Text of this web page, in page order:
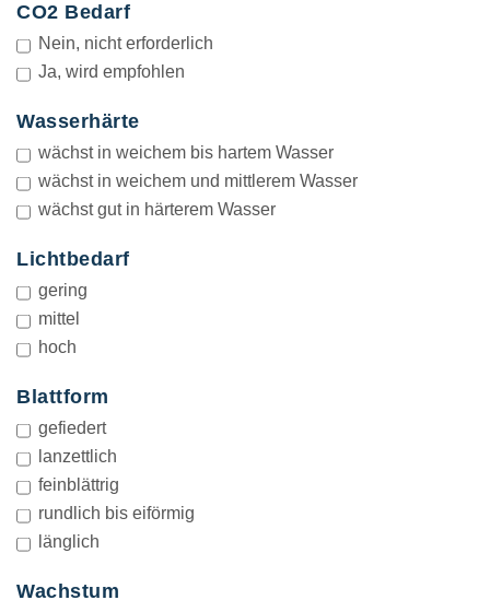
CO2
BEDARF
CO2 Bedarf
Nein, nicht erforderlich
Ja, wird empfohlen
WASSERHÄRTE
Wasserhärte
wächst in weichem bis hartem Wasser
wächst in weichem und mittlerem Wasser
wächst gut in härterem Wasser
LICHTBEDARF
Lichtbedarf
gering
mittel
hoch
BLATTFORM
Blattform
gefiedert
lanzettlich
feinblättrig
rundlich bis eiförmig
länglich
WACHSTUM
Wachstum